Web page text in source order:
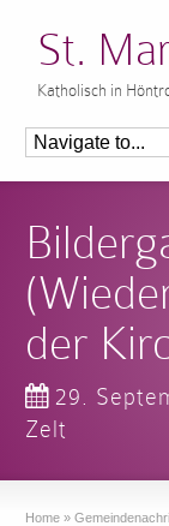
St.
Katholisch in
der
29.
Zelt
Home »